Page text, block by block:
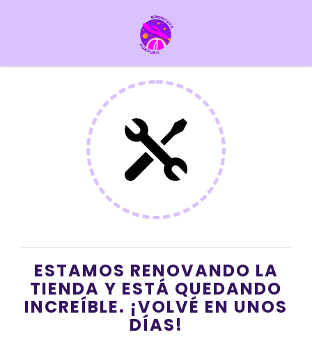
ESTAMOS RENOVANDO LA
TIENDA Y ESTÁ QUEDANDO
INCREÍBLE. ¡VOLVÉ EN UNOS
DÍAS!